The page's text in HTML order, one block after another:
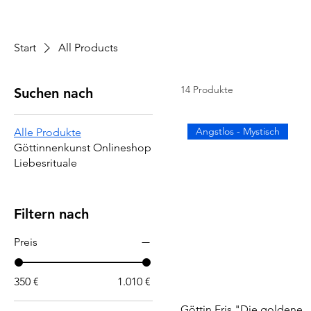
Start All Products
Suchen nach
Alle Produkte
Göttinnenkunst Onlineshop
Liebesrituale
Filtern nach
Preis
350 € 1.010 €
14 Produkte
Angstlos - Mystisch